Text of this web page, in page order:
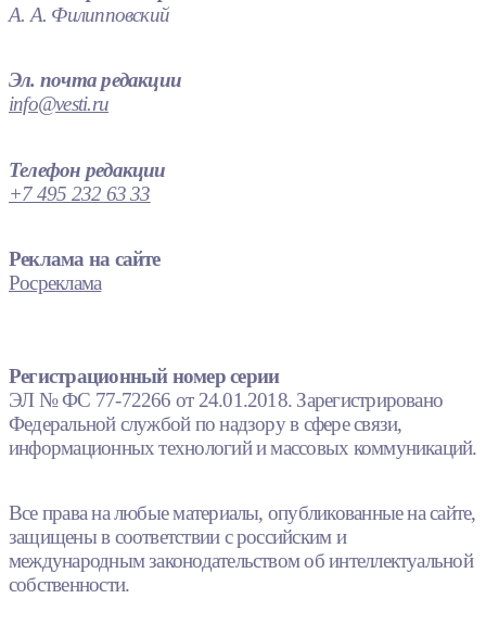
А. А. Филипповский
Эл. почта редакции
info@vesti.ru
Телефон редакции
+7 495 232 63 33
Реклама на сайте
Росреклама
Регистрационный номер серии
ЭЛ № ФС 77-72266 от 24.01.2018. Зарегистрировано
Федеральной службой по надзору в сфере связи,
информационных технологий и массовых коммуникаций.
Все права на любые материалы, опубликованные на сайте,
защищены в соответствии с российским и
международным законодательством об интеллектуальной
собственности.